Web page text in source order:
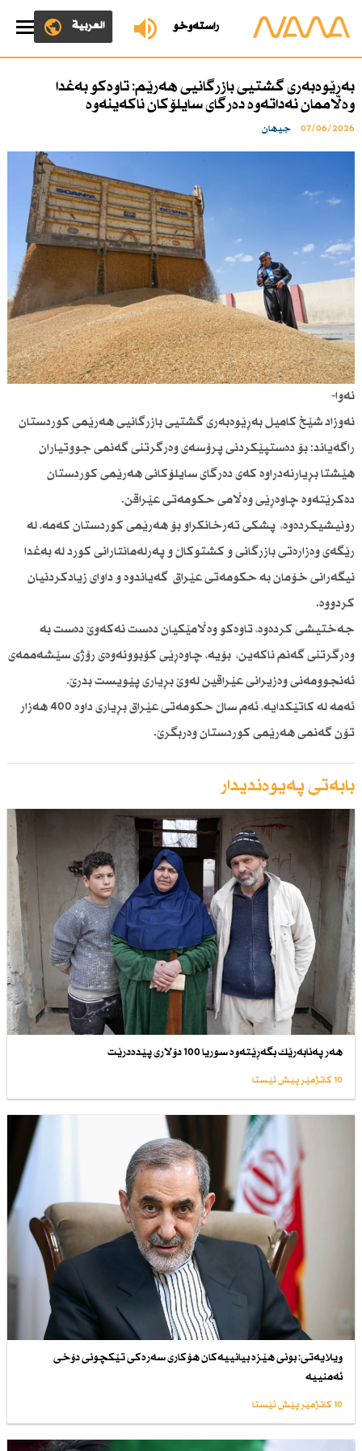
ڕاستەوخۆ العربية
بەڕێوەبەری گشتیی بازرگانیی هەرێم: تاوەكو بەغدا
وەڵاممان نەداتەوە دەرگای سایلۆكان ناكەینەوە
07/06/2026 جیهان
نەوا-
نەوزاد شێخ كامیل بەڕێوەبەری گشتیی بازرگانیی هەرێمی كوردستان
راگەیاند: بۆ دەستپێكردنی پرۆسەی وەرگرتنی گەنمی جووتیاران
هێشتا بڕیارنەدراوە كەی دەرگای سایلۆكانی هەرێمی كوردستان
دەكرێتەوە چاوەڕێی وەڵامی حكومەتی عێراقن.
رونیشیكردەوە، پشكی تەرخانكراو بۆ هەرێمی كوردستان كەمە، لە
رێگەی وەزارەتی بازرگانی و كشتوكاڵ و پەرلەمانتارانی كورد لە بەغدا
نیگەرانی خۆمان بە حكومەتی عێراق گەیاندوە و داوای زیادكردنیان
كردووە.
جەختیشی كردەوە، تاوەكو وەڵامێكیان دەست نەكەوێ دەست بە
وەرگرتنی گەنم ناكەین، بۆیە، چاوەڕێی كۆبوونەوەی رۆژی سێشەممەی
ئەنجوومەنی وەزیرانی عێراقین لەوێ بڕیاری پێویست بدرێ.
ئەمە لە كاتێكدایە، ئەم ساڵ حكومەتی عێراق بڕیاری داوە 400 هەزار
تۆن گەنمی هەرێمی كوردستان وەربگرێ.
بابەتی پەیوەندیدار
هەر پەنابەرێك بگەڕێتەوە سوریا 100 دۆلاری پێدەدرێت
10 کاتژمێر پێش ئێستا
ویلایەتی: بونی هێزە بیانییەكان هۆكاری سەرەكی تێكچونی دۆخی
ئەمنییە
10 کاتژمێر پێش ئێستا